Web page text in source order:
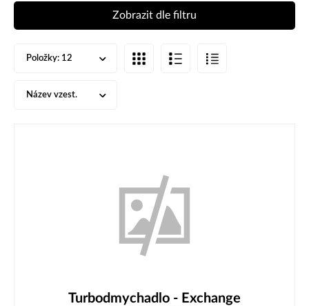
Zobrazit dle filtru
Položky: 12
Název vzest.
Turbodmychadlo - Exchange